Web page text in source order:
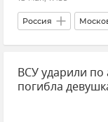
Россия
дети
ВСУ ударили по
погибла